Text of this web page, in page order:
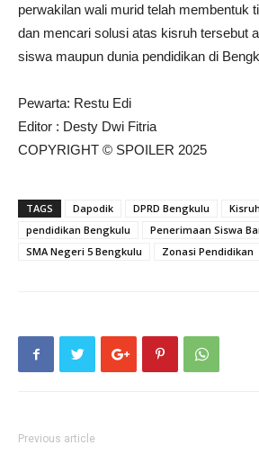
perwakilan wali murid telah membentuk
dan mencari solusi atas kisruh tersebut
siswa maupun dunia pendidikan di
Pewarta: Restu Edi
Editor : Desty Dwi Fitria
COPYRIGHT © SPOILER 2025
TAGS Dapodik DPRD Bengkulu
pendidikan Bengkulu
Penerimaan Siswa
SMA Negeri 5 Bengkulu
Zonasi Pendidikan
Previous article